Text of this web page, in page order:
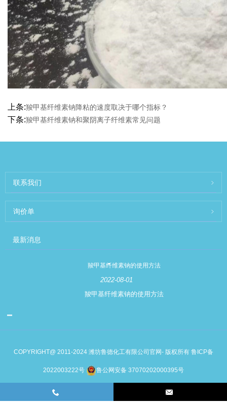
上条:羧甲基纤维素钠降粘的速度取决于哪个指标？
下条:羧甲基纤维素钠和聚阴离子纤维素常见问题
联系我们
询价单
最新消息
羧甲基纤维素钠的使用方法
2022-08-01
羧甲基纤维素钠的使用方法
COPYRIGHT@ 2011-2024 潍坊鲁德化工有限公司官网- 版权所有 鲁ICP备
2022003222号 鲁公网安备 37070202000395号